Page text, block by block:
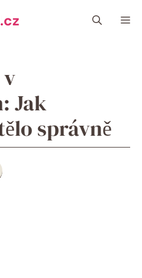
Jak
správně